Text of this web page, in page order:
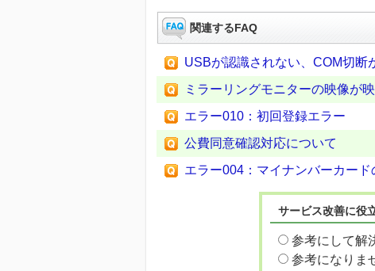
関連するFAQ
USBが認識されない、COM切断
ミラーリングモニターの映像が
エラー010：初回登録エラー
公費同意確認対応について
エラー004：マイナンバーカード
サービス改善に役
参考にして解
参考になりま